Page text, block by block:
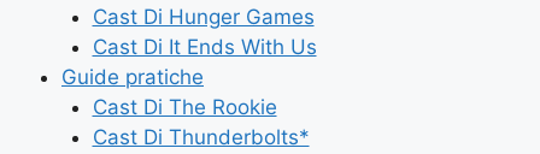
Cast Di Hunger Games
Cast Di It Ends With Us
Guide pratiche
Cast Di The Rookie
Cast Di Thunderbolts*